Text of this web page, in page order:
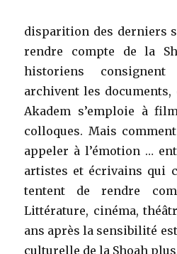
disparition des derniers
rendre compte de la
historiens consignent
archivent les
Akadem s’emploie à
colloques. Mais
appeler à l’émotion …
artistes et écrivains qui
tentent de rendre
Littérature, cinéma,
ans après la sensibilité
culturelle de la Shoah